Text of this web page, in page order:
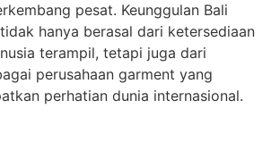
pesat. Keunggulan Bali
hanya berasal dari ketersediaan
terampil, tetapi juga dari
perusahaan garment yang
perhatian dunia internasional.